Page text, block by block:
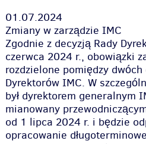
01.07.2024
Zmiany w zarządzie IMC
Zgodnie z decyzją Rady
czerwca 2024 r., obowiązki
rozdzielone pomiędzy dwóch
Dyrektorów IMC. W
był dyrektorem generalnym
mianowany
od 1 lipca 2024 r. i będzie
opracowanie